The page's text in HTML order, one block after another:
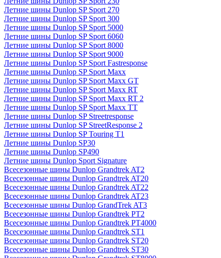
Летние шины Dunlop SP Sport 270
Летние шины Dunlop SP Sport 300
Летние шины Dunlop SP Sport 5000
Летние шины Dunlop SP Sport 6060
Летние шины Dunlop SP Sport 8000
Летние шины Dunlop SP Sport 9000
Летние шины Dunlop SP Sport Fastresponse
Летние шины Dunlop SP Sport Maxx
Летние шины Dunlop SP Sport Maxx GT
Летние шины Dunlop SP Sport Maxx RT
Летние шины Dunlop SP Sport Maxx RT 2
Летние шины Dunlop SP Sport Maxx TT
Летние шины Dunlop SP Streetresponse
Летние шины Dunlop SP StreetResponse 2
Летние шины Dunlop SP Touring T1
Летние шины Dunlop SP30
Летние шины Dunlop SP490
Летние шины Dunlop Sport Signature
Всесезонные шины Dunlop Grandtrek AT2
Всесезонные шины Dunlop Grandtrek AT20
Всесезонные шины Dunlop Grandtrek AT22
Всесезонные шины Dunlop Grandtrek AT23
Всесезонные шины Dunlop GrandTrek AT3
Всесезонные шины Dunlop Grandtrek PT2
Всесезонные шины Dunlop Grandtrek PT4000
Всесезонные шины Dunlop Grandtrek ST1
Всесезонные шины Dunlop Grandtrek ST20
Всесезонные шины Dunlop Grandtrek ST30